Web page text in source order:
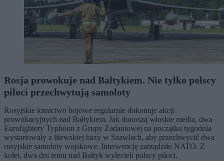
Rosja prowokuje nad Bałtykiem. Nie tylko polscy
piloci przechwytują samoloty
Rosyjskie lotnictwo bojowe regularnie dokonuje akcji
prowokacyjnych nad Bałtykiem. Jak donoszą włoskie media, dwa
Eurofightery Typhoon z Grupy Zadaniowej na początku tygodnia
wystartowały z litewskiej bazy w Szawlach, aby przechwycić dwa
rosyjskie samoloty wojskowe. Interwencję zarządziło NATO. Z
kolei, dwa dni temu nad Bałtyk wylecieli polscy piloci.